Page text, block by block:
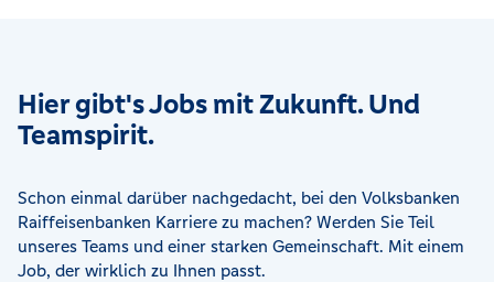
Hier gibt's Jobs mit Zukunft. Und
Teamspirit.
Schon einmal darüber nachgedacht, bei den Volksbanken
Raiffeisenbanken Karriere zu machen? Werden Sie Teil
unseres Teams und einer starken Gemeinschaft. Mit einem
Job, der wirklich zu Ihnen passt.